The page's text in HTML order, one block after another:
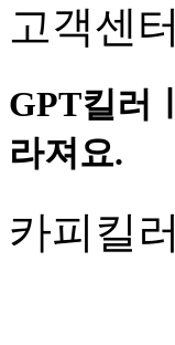
고객센터
GPT킬러
라져요.
카피킬러